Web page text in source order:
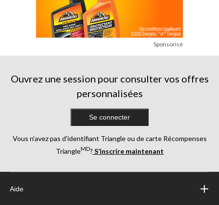
Sponsorisé
Ouvrez une session pour consulter vos offres
personnalisées
Se connecter
Vous n’avez pas d’identifiant Triangle ou de carte Récompenses
TriangleMD? S’inscrire maintenant
Aide